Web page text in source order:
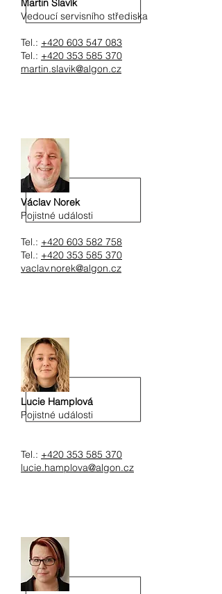
Martin Slavík
Vedoucí servisního střediska
Tel.: +420 603 547 083
Tel.: +420 353 585 370
martin.slavik@algon.cz
Václav Norek
Pojistné události
Tel.: +420 603 582 758
Tel.: +420 353 585 370
vaclav.norek@algon.cz
Lucie Hamplová
Pojistné události
Tel.: +420 353 585 370
lucie.hamplova@algon.cz